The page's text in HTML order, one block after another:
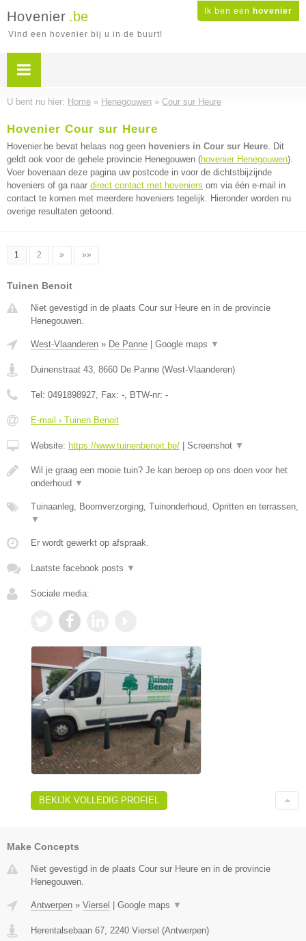
Ik ben een hovenier
Hovenier .be
Vind een hovenier bij u in de buurt!
U bent nu hier: Home » Henegouwen » Cour sur Heure
Hovenier Cour sur Heure
Hovenier.be bevat helaas nog geen hoveniers in Cour sur Heure. Dit
geldt ook voor de gehele provincie Henegouwen (hovenier Henegouwen).
Voer bovenaan deze pagina uw postcode in voor de dichtstbijzijnde
hoveniers of ga naar direct contact met hoveniers om via één e-mail in
contact te komen met meerdere hoveniers tegelijk. Hieronder worden nu
overige resultaten getoond.
1 2 » »»
Tuinen Benoit
Niet gevestigd in de plaats Cour sur Heure en in de provincie
Henegouwen.
West-Vlaanderen » De Panne Google maps ▼
Duinenstraat 43, 8660 De Panne (West-Vlaanderen)
Tel: 0491898927, Fax: -, BTW-nr: -
E-mail › Tuinen Benoit
Website: https://www.tuinenbenoit.be/ Screenshot ▼
Wil je graag een mooie tuin? Je kan beroep op ons doen voor het
onderhoud ▼
Tuinaanleg, Boomverzorging, Tuinonderhoud, Opritten en terrassen,
▼
Er wordt gewerkt op afspraak.
Laatste facebook posts ▼
Sociale media:
BEKIJK VOLLEDIG PROFIEL
Make Concepts
Niet gevestigd in de plaats Cour sur Heure en in de provincie
Henegouwen.
Antwerpen » Viersel | Google maps ▼
Herentalsebaan 67 2240 Viersel (Antwerpen)